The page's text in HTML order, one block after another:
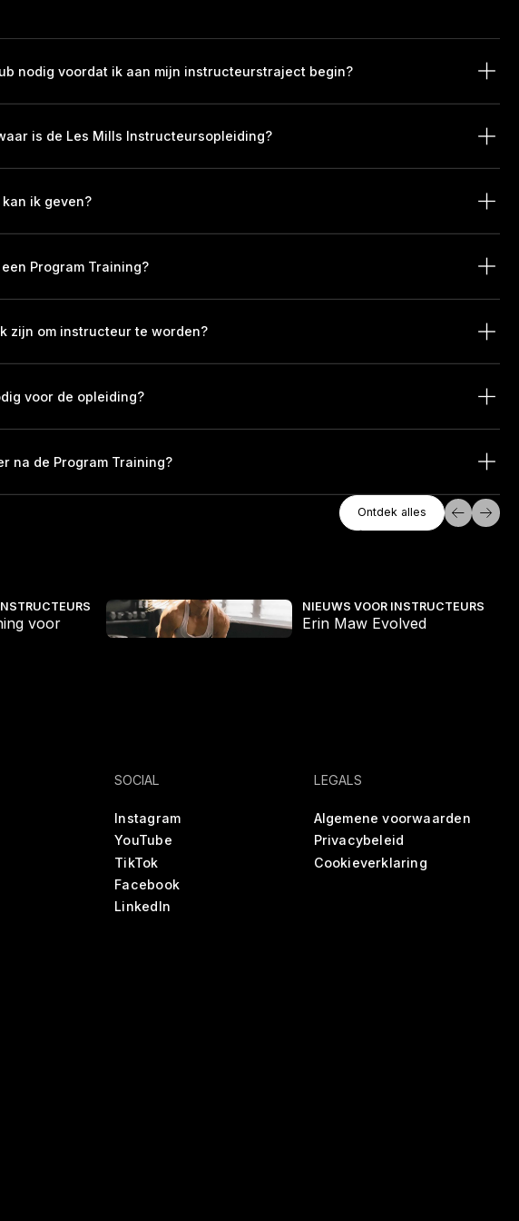
nodig voordat ik aan mijn instructeurstraject begin?
is de Les Mills Instructeursopleiding?
ik geven?
Program Training?
zijn om instructeur te worden?
voor de opleiding?
na de Program Training?
Ontdek Alles
Ontdek alles
voor
NIEUWS VOOR INSTRUCTEURS
Erin Maw Evolved
Erin Maw Evolved
SOCIAL
Instagram
YouTube
TikTok
Facebook
LinkedIn
LEGALS
Algemene voorwaarden
Privacybeleid
Cookieverklaring